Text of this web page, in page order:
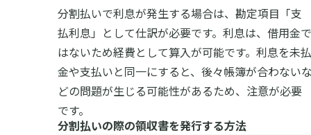
分割払いで利息が発生する場合は、勘定項目「支
払利息」として仕訳が必要です。利息は、借用金で
はないため経費として算入が可能です。利息を未払
金や支払いと同一にすると、後々帳簿が合わない
どの問題が生じる可能性があるため、注意が必要
です。
分割払いの際の領収書を発行する方法